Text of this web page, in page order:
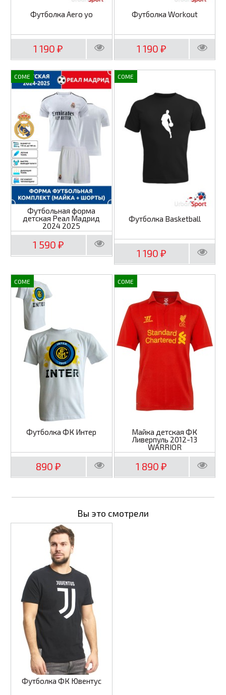
Футболка Aero yo
1 190₽
Футболка Workout
1 190 ₽
COME
Футбольная форма
детская Реал Мадрид
2024 2025
1 590 ₽
COME
Футболка Basketball
1 190 ₽
COME
Футболка ФК Интер
890 ₽
COME
Майка детская ФК
Ливерпуль 2012-13
WARRIOR
1 890₽
Вы это смотрели
Футболка ФК Ювентус